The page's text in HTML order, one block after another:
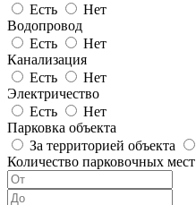
Есть
Нет
Водопровод
Есть
Нет
Канализация
Есть
Нет
Электричество
Есть
Нет
Парковка объекта
За территорией объекта
Количество парковочных мест